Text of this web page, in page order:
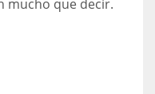
mucho que decir.